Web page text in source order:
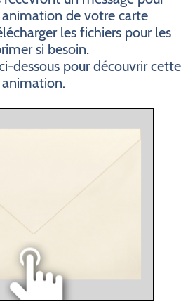
de votre carte
les fichiers pour les
si besoin.
dessous pour découvrir cette
animation.